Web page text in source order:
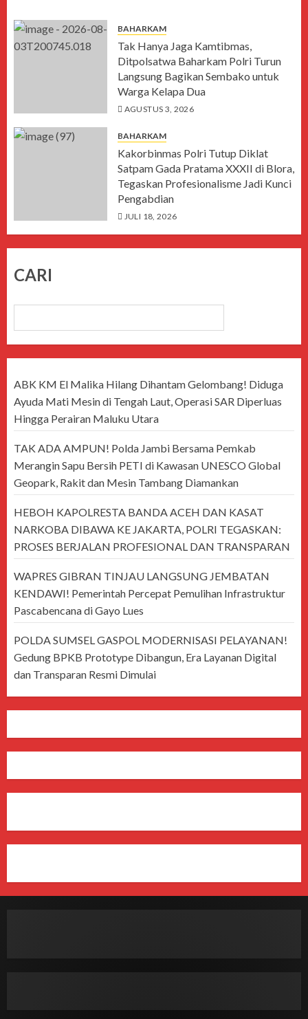
BAHARKAM
Tak Hanya Jaga Kamtibmas,
Ditpolsatwa Baharkam Polri Turun
Langsung Bagikan Sembako untuk
Warga Kelapa Dua
AGUSTUS 3, 2026
BAHARKAM
Kakorbinmas Polri Tutup Diklat
Satpam Gada Pratama XXXII di Blora,
Tegaskan Profesionalisme Jadi Kunci
Pengabdian
JULI 18, 2026
CARI
ABK KM El Malika Hilang Dihantam Gelombang! Diduga
Ayuda Mati Mesin di Tengah Laut, Operasi SAR Diperluas
Hingga Perairan Maluku Utara
TAK ADA AMPUN! Polda Jambi Bersama Pemkab
Merangin Sapu Bersih PETI di Kawasan UNESCO Global
Geopark, Rakit dan Mesin Tambang Diamankan
HEBOH KAPOLRESTA BANDA ACEH DAN KASAT
NARKOBA DIBAWA KE JAKARTA, POLRI TEGASKAN:
PROSES BERJALAN PROFESIONAL DAN TRANSPARAN
WAPRES GIBRAN TINJAU LANGSUNG JEMBATAN
KENDAWI! Pemerintah Percepat Pemulihan Infrastruktur
Pascabencana di Gayo Lues
POLDA SUMSEL GASPOL MODERNISASI PELAYANAN!
Gedung BPKB Prototype Dibangun, Era Layanan Digital
dan Transparan Resmi Dimulai